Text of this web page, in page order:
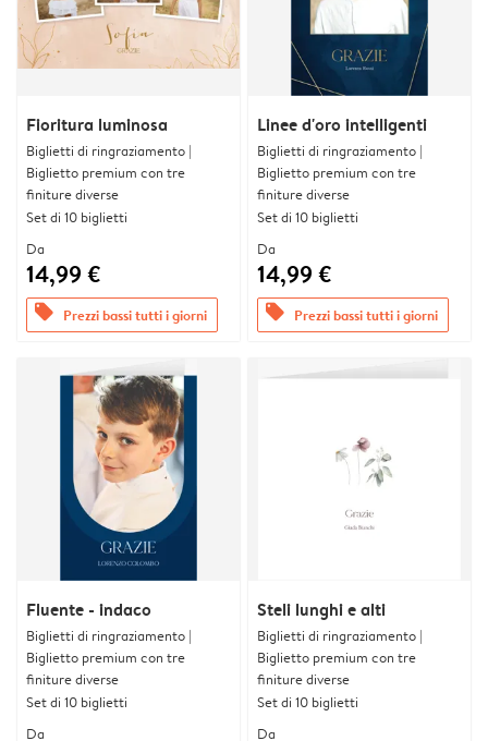
Fioritura luminosa
Biglietti di ringraziamento |
Biglietto premium con tre
finiture diverse
Set di 10 biglietti
Da
14,99 €
offers Prezzi bassi tutti i giorni
Linee d'oro intelligenti
Biglietti di ringraziamento |
Biglietto premium con tre
finiture diverse
Set di 10 biglietti
Da
14,99 €
offers Prezzi bassi tutti i giorni
Fluente - indaco
Biglietti di ringraziamento |
Biglietto premium con tre
finiture diverse
Set di 10 biglietti
Da
Steli lunghi e alti
Biglietti di ringraziamento |
Biglietto premium con tre
finiture diverse
Set di 10 biglietti
Da